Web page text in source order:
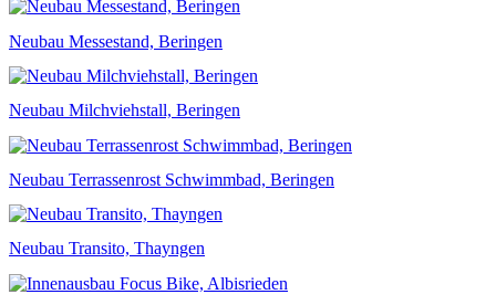
Neubau Messestand, Beringen
Neubau Milchviehstall, Beringen
Neubau Terrassenrost Schwimmbad, Beringen
Neubau Transito, Thayngen